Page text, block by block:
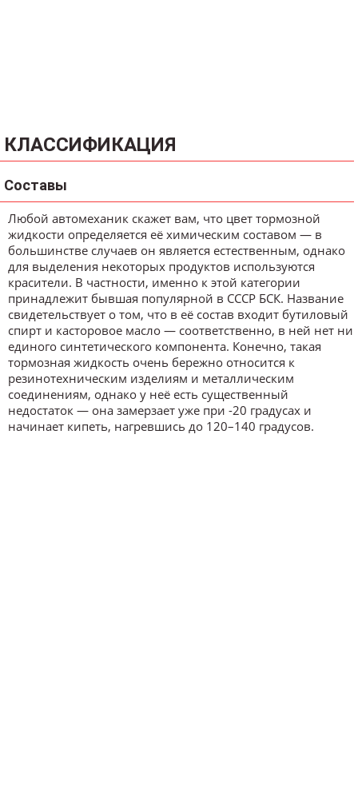
КЛАССИФИКАЦИЯ
Составы
Любой автомеханик скажет вам, что цвет тормозной
жидкости определяется её химическим составом — в
большинстве случаев он является естественным, однако
для выделения некоторых продуктов используются
красители. В частности, именно к этой категории
принадлежит бывшая популярной в СССР БСК. Название
свидетельствует о том, что в её состав входит бутиловый
спирт и касторовое масло — соответственно, в ней нет ни
единого синтетического компонента. Конечно, такая
тормозная жидкость очень бережно относится к
резинотехническим изделиям и металлическим
соединениям, однако у неё есть существенный
недостаток — она замерзает уже при -20 градусах и
начинает кипеть, нагревшись до 120–140 градусов.